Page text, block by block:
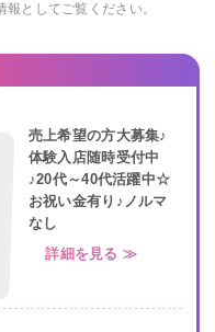
としてご覧ください。
売上希望の方大募集♪
体験入店随時受付中
♪20代～40代活躍中☆
お祝い金有り♪ノルマ
なし
詳細を見る ≫